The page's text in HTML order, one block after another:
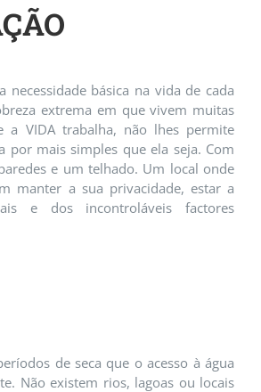
necessidade básica na vida de cada
extrema em que vivem muitas
a VIDA trabalha, não lhes permite
por mais simples que ela seja. Com
e um telhado. Um local onde
manter a sua privacidade, estar a
e dos incontroláveis factores
de seca que o acesso à água
Não existem rios, lagoas ou locais